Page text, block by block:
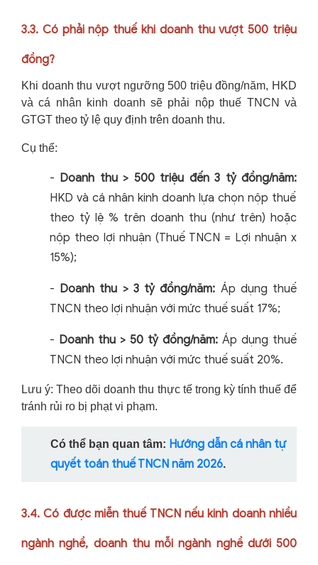
3.3. Có phải nộp thuế khi doanh thu vượt 500 triệu
đồng?
Khi doanh thu vượt ngưỡng 500 triệu đồng/năm, HKD
và cá nhân kinh doanh sẽ phải nộp thuế TNCN và
GTGT theo tỷ lệ quy định trên doanh thu.
Cụ thể:
- Doanh thu > 500 triệu đến 3 tỷ đồng/năm:
HKD và cá nhân kinh doanh lựa chọn nộp thuế
theo tỷ lệ % trên doanh thu (như trên) hoặc
nộp theo lợi nhuận (Thuế TNCN = Lợi nhuận x
15%);
- Doanh thu > 3 tỷ đồng/năm: Áp dụng thuế
TNCN theo lợi nhuận với mức thuế suất 17%;
- Doanh thu > 50 tỷ đồng/năm: Áp dụng thuế
TNCN theo lợi nhuận với mức thuế suất 20%.
Lưu ý: Theo dõi doanh thu thực tế trong kỳ tính thuế để
tránh rủi ro bị phạt vi phạm.
Có thể bạn quan tâm: Hướng dẫn cá nhân tự
quyết toán thuế TNCN năm 2026.
3.4. Có được miễn thuế TNCN nếu kinh doanh nhiều
ngành nghề, doanh thu mỗi ngành nghề dưới 500